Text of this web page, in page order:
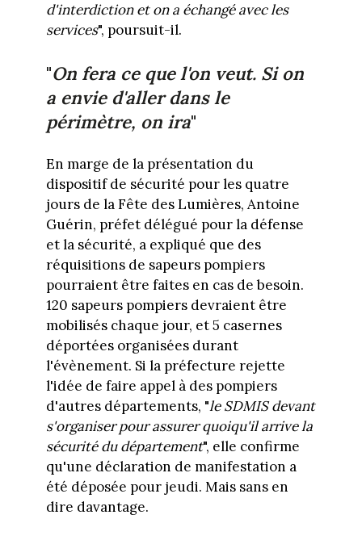
d'interdiction et on a échangé avec les
services", poursuit-il.
"On fera ce que l'on veut. Si on
a envie d'aller dans le
périmètre, on ira"
En marge de la présentation du
dispositif de sécurité pour les quatre
jours de la Fête des Lumières, Antoine
Guérin, préfet délégué pour la défense
et la sécurité, a expliqué que des
réquisitions de sapeurs pompiers
pourraient être faites en cas de besoin.
120 sapeurs pompiers devraient être
mobilisés chaque jour, et 5 casernes
déportées organisées durant
l'évènement. Si la préfecture rejette
l'idée de faire appel à des pompiers
d'autres départements, "le SDMIS devant
s'organiser pour assurer quoiqu'il arrive la
sécurité du département", elle confirme
qu'une déclaration de manifestation a
été déposée pour jeudi. Mais sans en
dire davantage.